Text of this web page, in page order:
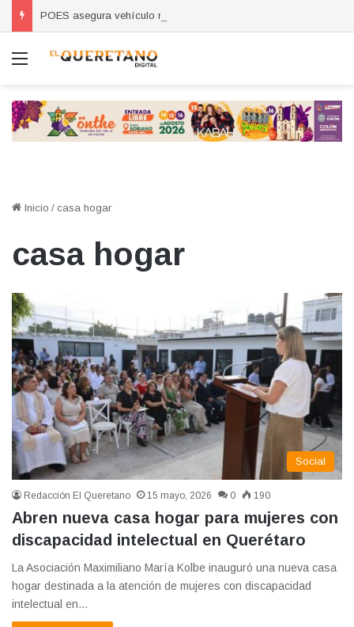
Menú
Inicio / casa hogar
casa hogar
Social
Redacción El Queretano 15 mayo, 2026 0 190
Abren nueva casa hogar para mujeres con
discapacidad intelectual en Querétaro
La Asociación Maximiliano María Kolbe inauguró una nueva casa
hogar destinada a la atención de mujeres con discapacidad
intelectual en…